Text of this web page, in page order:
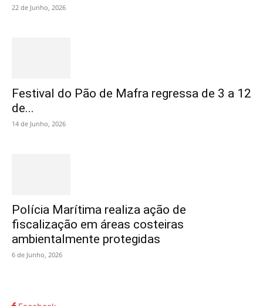
22 de Junho, 2026
Festival do Pão de Mafra regressa de 3 a 12
de...
14 de Junho, 2026
Polícia Marítima realiza ação de
fiscalização em áreas costeiras
ambientalmente protegidas
6 de Junho, 2026